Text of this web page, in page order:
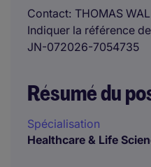
Contact THOMAS
Indiquer la référence
JN-072026-7054735
Résumé du
Spécialisation
Healthcare & Life